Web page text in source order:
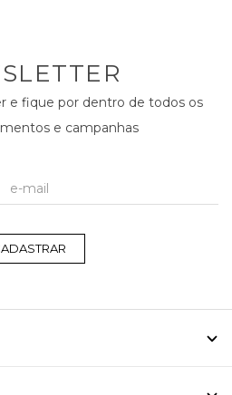
e fique por dentro de todos os
e campanhas